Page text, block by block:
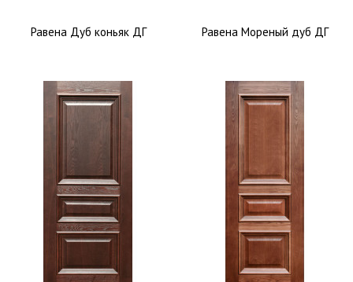
Равена Дуб коньяк ДГ Равена Мореный дуб ДГ